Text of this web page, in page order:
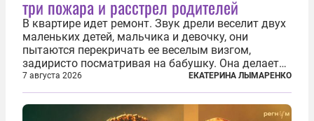
три пожара и расстрел родителей
В квартире идет ремонт. Звук дрели веселит двух
маленьких детей, мальчика и девочку, они
пытаются перекричать ее веселым визгом,
задиристо посматривая на бабушку. Она делает
им замечание, но внуки чувствуют, что она
сердится невсерьез. И это правда: дрель, конечно,
сверлит противно, но всё...
7 августа 2026 ЕКАТЕРИНА ЛЫМАРЕНКО